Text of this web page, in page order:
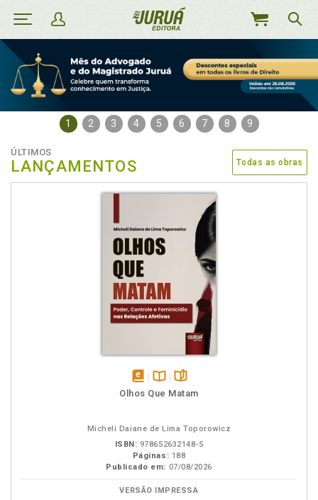
MEU
1 2 3 4 5 6 7 8 9
ÚLTIMOS
LANÇAMENTOS Todas as obras
disponívelDisponível
páginas
Olhos Que Matam
Micheli Daiane de Lima Toporowicz
ISBN: 978652632148-5
Páginas: 188
Publicado em: 07/08/2026
VERSÃO IMPRESSA